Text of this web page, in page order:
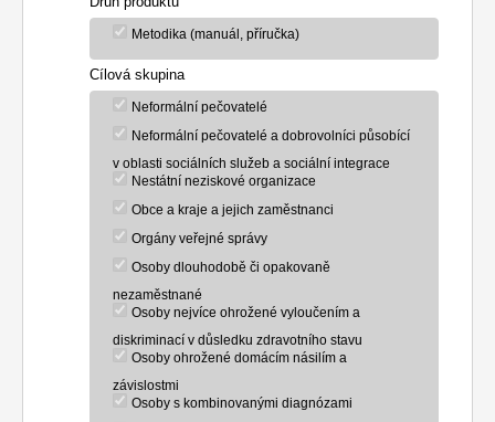
Metodika (manuál, příručka)
Cílová skupina
Neformální pečovatelé
Neformální pečovatelé a dobrovolníci působící
v oblasti sociálních služeb a sociální integrace
Nestátní neziskové organizace
Obce a kraje a jejich zaměstnanci
Orgány veřejné správy
Osoby dlouhodobě či opakovaně
nezaměstnané
Osoby nejvíce ohrožené vyloučením a
diskriminací v důsledku zdravotního stavu
Osoby ohrožené domácím násilím a
závislostmi
Osoby s kombinovanými diagnózami